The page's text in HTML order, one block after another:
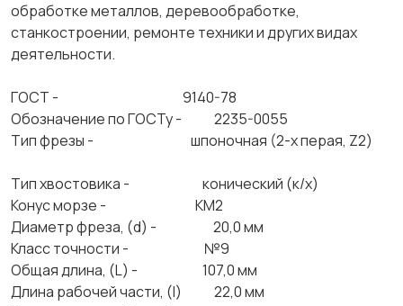
обработке металлов, деревообработке,
станкостроении, ремонте техники и других видах
деятельности.
ГОСТ - 9140-78
Обозначение по ГОСТу - 2235-0055
Тип фрезы - шпоночная (2-х перая, Z2)
Тип хвостовика - конический (к/х)
Конус морзе - КМ2
Диаметр фреза, (d) - 20,0 мм
Класс точности - №9
Общая длина, (L) - 107,0 мм
Длина рабочей части, (l) 22,0 мм